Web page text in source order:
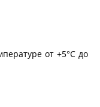
от +5°С до